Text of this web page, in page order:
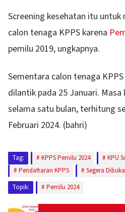
Screening kesehatan itu
calon tenaga KPPS karena
pemilu 2019, ungkapnya.
Sementara calon tenaga
dilantik pada 25 Januari. Masa
selama satu bulan, terhitung
Februari 2024. (bahri)
Tag: KPPS Pemilu 2024 KPU
Pendaftaran KPPS
Segera Dibuka
Topik:
Pemilu 2024